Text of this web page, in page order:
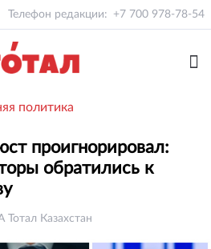
Телефон редакции: +7 700 978-78-54
политика
проигнорировал:
обратились к
Тотал Казахстан